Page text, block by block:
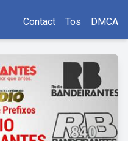
Contact Tos DMCA